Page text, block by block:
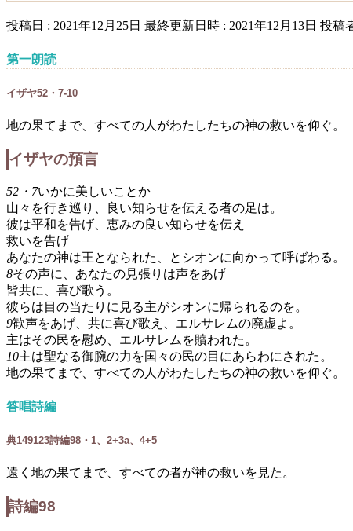
投稿日 : 2021年12月25日 最終更新日時 : 2021年12月13日 投稿
第一朗読
イザヤ52・7-10
地の果てまで、すべての人がわたしたちの神の救いを仰ぐ。
イザヤの預言
52・7いかに美しいことか
山々を行き巡り、良い知らせを伝える者の足は。
彼は平和を告げ、恵みの良い知らせを伝え
救いを告げ
あなたの神は王となられた、とシオンに向かって呼ばわる。
8その声に、あなたの見張りは声をあげ
皆共に、喜び歌う。
彼らは目の当たりに見る主がシオンに帰られるのを。
9歓声をあげ、共に喜び歌え、エルサレムの廃虚よ。
主はその民を慰め、エルサレムを贖われた。
10主は聖なる御腕の力を国々の民の目にあらわにされた。
地の果てまで、すべての人がわたしたちの神の救いを仰ぐ。
答唱詩編
典149123詩編98・1、2+3a、4+5
遠く地の果てまで、すべての者が神の救いを見た。
詩編98